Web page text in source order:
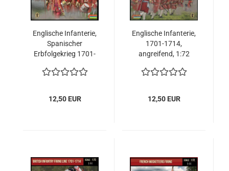
Englische Infanterie,
Spanischer
Erbfolgekrieg 1701-
1:72
12,50 EUR
Englische Infanterie,
1701-1714,
angreifend, 1:72
12,50 EUR